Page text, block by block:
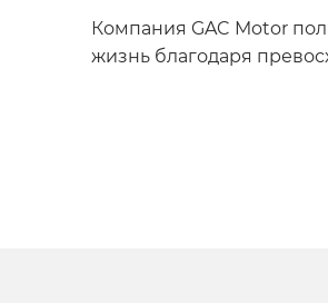
Компания GAC Motor
жизнь благодаря